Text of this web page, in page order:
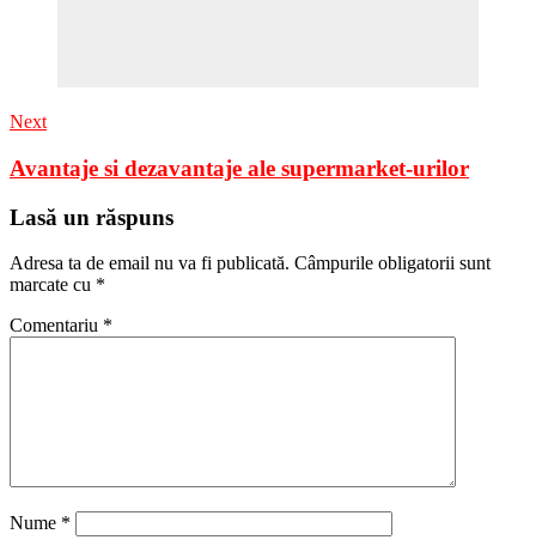
Next
Avantaje si dezavantaje ale supermarket-urilor
Lasă un răspuns
Adresa ta de email nu va fi publicată. Câmpurile obligatorii sunt
marcate cu *
Comentariu *
Nume *